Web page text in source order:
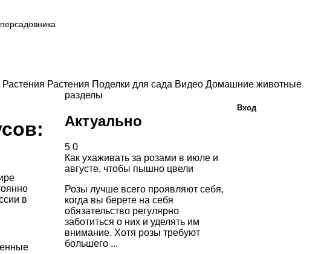
Растения Растения Поделки для сада Видео Домашние животные
в
разделы
Актуально
5 0
Как ухаживать за розами в июле и
августе, чтобы пышно цвели
Розы лучше всего проявляют себя,
когда вы берете на себя
обязательство регулярно
заботиться о них и уделять им
внимание. Хотя розы требуют
большего ...
Вход